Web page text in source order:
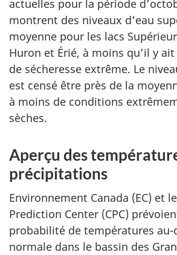
actuelles pour la période
montrent des niveaux d’eau
moyenne pour les lacs
Huron et Érié, à moins qu’il y
de sécheresse extrême. Le
est censé être près de la
à moins de conditions
sèches.
Aperçu des
précipitations
Environnement Canada (EC) et
Prediction Center (CPC)
probabilité de températures au-
normale dans le bassin des